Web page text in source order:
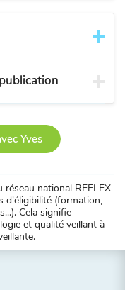
Yves
national REFLEX
d'éligibilité (formation,
Cela signifie
et qualité veillant à